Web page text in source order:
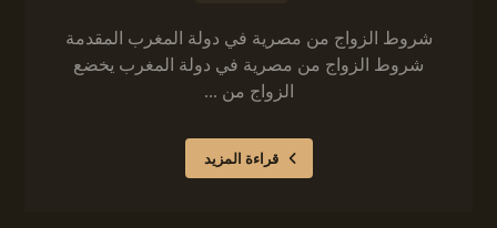
شروط الزواج من مصرية في دولة المغرب المقدمة
شروط الزواج من مصرية في دولة المغرب يخضع
الزواج من ...
قراءة المزيد